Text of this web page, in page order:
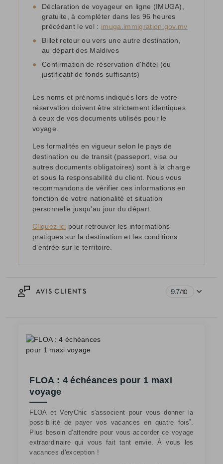
AVIS CLIENTS 9.7/10
●
Déclaration de voyageur en ligne (IMUGA),
gratuite, à compléter dans les 96 heures
précédant le vol : imuga.immigration.gov.mv
●
Billet retour ou vers une autre destination,
au départ des Maldives
●
Confirmation de réservation d'hôtel (ou
justificatif de fonds suffisants)
Les noms et prénoms indiqués lors de votre
réservation doivent être strictement identiques
à ceux de vos documents utilisés pour le
voyage.
Les formalités en vigueur selon le pays de
destination ou de transit (passeport, visa ou
autres documents obligatoires) sont à la charge
et sous la responsabilité du client. Nous vous
recommandons de vérifier ces informations en
fonction de votre nationalité et situation
personnelle jusqu'au jour du départ.
Cliquez ici pour retrouver les informations
pratiques sur la destination et les conditions
d'entrée sur le territoire.
FLOA : 4 échéances pour 1 maxi
voyage
FLOA et VeryChic s'associent pour vous donner la
possibilité de payer vos vacances en quatre fois*.
Plus besoin d'attendre pour vous accorder ce voyage
extraordinaire qui vous fait tant envie. À vous les
vacances d'exception !